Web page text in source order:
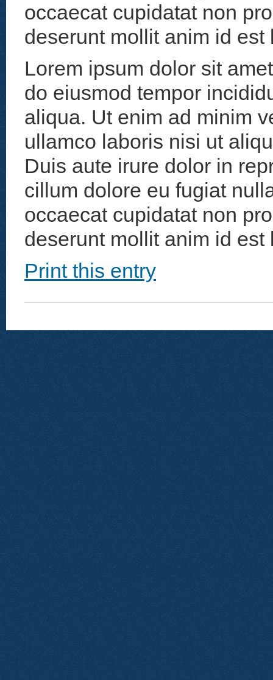
occaecat cupidatat non
deserunt mollit anim id est
Lorem ipsum dolor sit
do eiusmod tempor
aliqua. Ut enim ad minim
ullamco laboris nisi ut
Duis aute irure dolor in
cillum dolore eu fugiat
occaecat cupidatat non
deserunt mollit anim id est
Print this entry